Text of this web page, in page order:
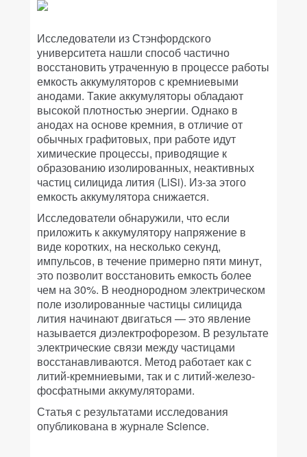
Исследователи из Стэнфордского
университета нашли способ частично
восстановить утраченную в процессе работы
емкость аккумуляторов с кремниевыми
анодами. Такие аккумуляторы обладают
высокой плотностью энергии. Однако в
анодах на основе кремния, в отличие от
обычных графитовых, при работе идут
химические процессы, приводящие к
образованию изолированных, неактивных
частиц силицида лития (LiSi). Из-за этого
емкость аккумулятора снижается.
Исследователи обнаружили, что если
приложить к аккумулятору напряжение в
виде коротких, на несколько секунд,
импульсов, в течение примерно пяти минут,
это позволит восстановить емкость более
чем на 30%. В неоднородном электрическом
поле изолированные частицы силицида
лития начинают двигаться — это явление
называется диэлектрофорезом. В результате
электрические связи между частицами
восстанавливаются. Метод работает как с
литий-кремниевыми, так и с литий-железо-
фосфатными аккумуляторами.
Статья с результатами исследования
опубликована в журнале Science.